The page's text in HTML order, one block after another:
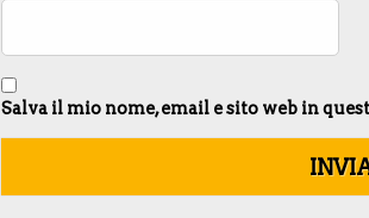
Salva il mio nome, email e sito web in